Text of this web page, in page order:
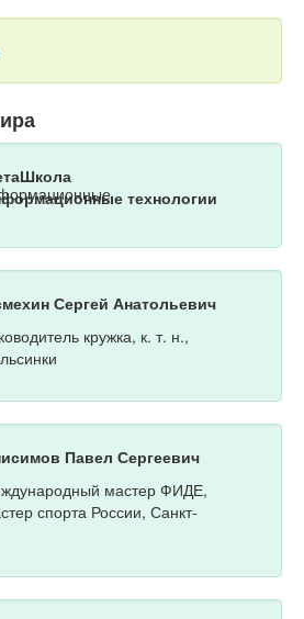
технологии
Сергей Анатольевич
кружка, к. т. н.,
Павел Сергеевич
мастер ФИДЕ,
спорта России, Санкт-